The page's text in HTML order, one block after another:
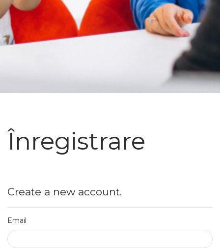
Înregistrare
Create a new account.
Email